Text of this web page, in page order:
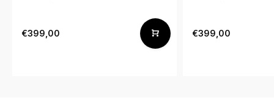
€399,00 €399,00